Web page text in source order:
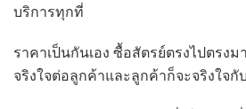
บริการทุกที่
ราคาเป็นกันเอง ซื้อสัตรย์ตรงไปตรงม
จริงใจต่อลูกค้าและลูกค้าก็จะจริงใจกั